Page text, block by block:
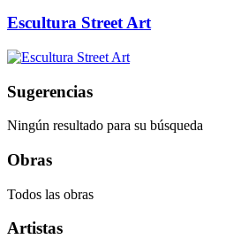
Escultura Street Art
Sugerencias
Ningún resultado para su búsqueda
Obras
Todos las obras
Artistas